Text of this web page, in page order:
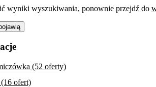
wyniki wyszukiwania, ponownie przejdź do
(52 oferty)
ofert)